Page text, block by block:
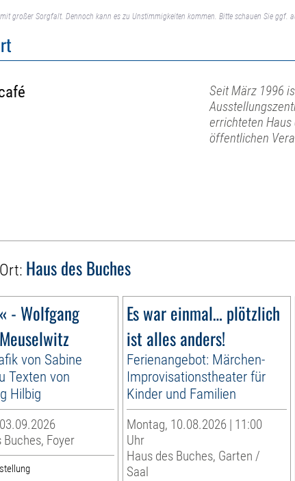
großer Sorgfalt. Dennoch kann es zu Unstimmigkeiten kommen. Bitte schauen Sie ggf.
Seit März 1996
errichteten Haus
öffentlichen
Haus des Buches
- Wolfgang
von Sabine
Texten von
Hilbig
Buches, Foyer
Es war einmal… plötzlich
ist alles anders!
Ferienangebot: Märchen-
Improvisationstheater für
Kinder und Familien
Montag, 10.08.2026 | 11:00
Uhr
Haus des Buches, Garten /
Saal